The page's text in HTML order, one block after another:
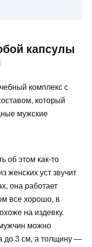
капсулы
комплекс с
который
мужские
об этом как-то
женских уст звучит
она работает
все хорошо, в
на издевку.
можно
до 3 см, а толщину —